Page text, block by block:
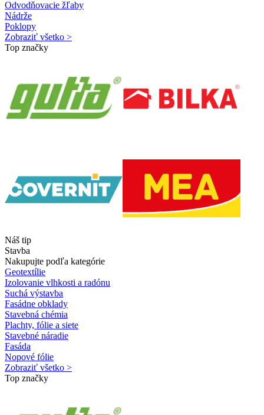
Odvodňovacie žľaby
Nádrže
Poklopy
Zobraziť všetko >
Top značky
Náš tip
Stavba
Nakupujte podľa kategórie
Geotextílie
Izolovanie vlhkosti a radónu
Suchá výstavba
Fasádne obklady
Stavebná chémia
Plachty, fólie a siete
Stavebné náradie
Fasáda
Nopové fólie
Zobraziť všetko >
Top značky